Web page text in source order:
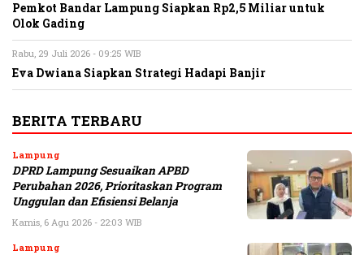
Pemkot Bandar Lampung Siapkan Rp2,5 Miliar untuk
Olok Gading
Rabu, 29 Juli 2026 - 09:25 WIB
Eva Dwiana Siapkan Strategi Hadapi Banjir
BERITA TERBARU
Lampung
DPRD Lampung Sesuaikan APBD
Perubahan 2026, Prioritaskan Program
Unggulan dan Efisiensi Belanja
Kamis, 6 Agu 2026 - 22:03 WIB
Lampung